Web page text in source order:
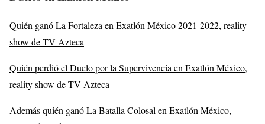
Quién ganó La Fortaleza en Exatlón México 2021-2022, reality
show de TV Azteca
Quién perdió el Duelo por la Supervivencia en Exatlón México,
reality show de TV Azteca
Además quién ganó La Batalla Colosal en Exatlón México,